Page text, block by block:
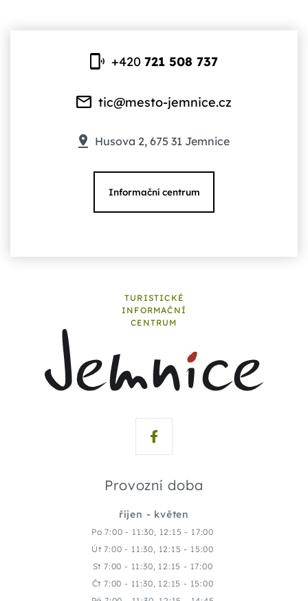
+420721 508 737
tic@mesto-jemnice.cz
Husova 2, 675 31 Jemnice
Informační centrum
TURISTICKÉ
INFORMAČNÍ
CENTRUM
Provozní doba
říjen - květen
Po 7:00 - 11:30, 12:15 - 17:00
Út 7:00 - 11:30, 12:15 - 15:00
St 7:00 - 11:30, 12:15 - 17:00
Čt 7:00 - 11:30, 12:15 - 15:00